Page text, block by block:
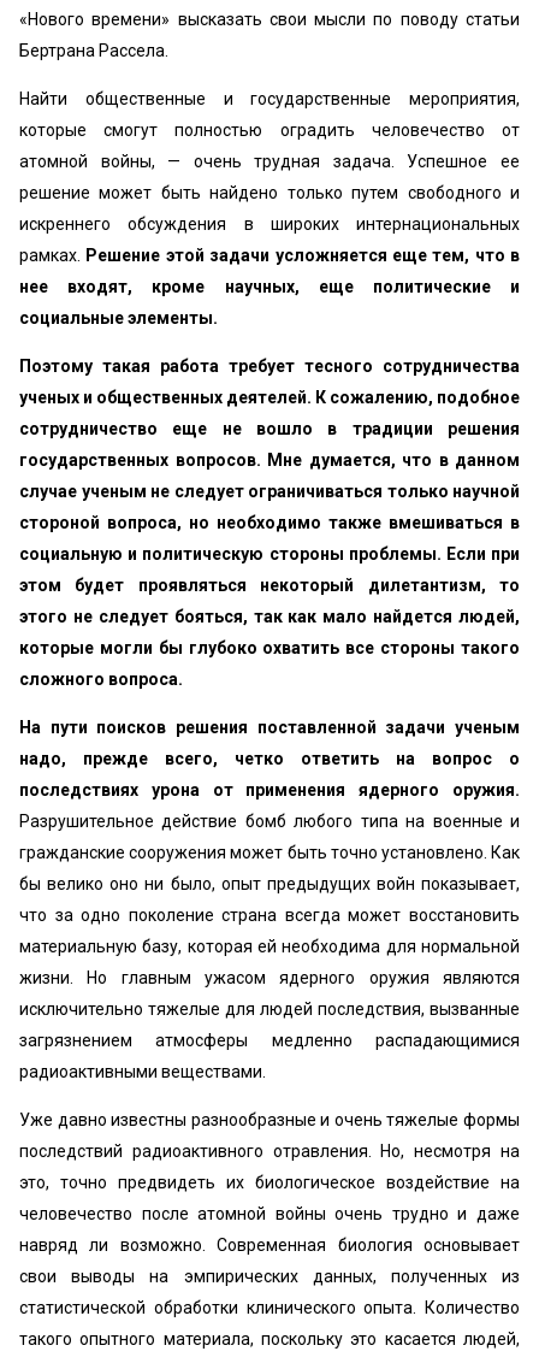
«Нового времени» высказать свои мысли по поводу статьи
Бертрана Рассела.
Найти общественные и государственные мероприятия,
которые смогут полностью оградить человечество от
атомной войны, — очень трудная задача. Успешное ее
решение может быть найдено только путем свободного и
искреннего обсуждения в широких интернациональных
рамках. Решение этой задачи усложняется еще тем, что в
нее входят, кроме научных, еще политические и
социальные элементы.
Поэтому такая работа требует тесного сотрудничества
ученых и общественных деятелей. К сожалению, подобное
сотрудничество еще не вошло в традиции решения
государственных вопросов. Мне думается, что в данном
случае ученым не следует ограничиваться только научной
стороной вопроса, но необходимо также вмешиваться в
социальную и политическую стороны проблемы. Если при
этом будет проявляться некоторый дилетантизм, то
этого не следует бояться, так как мало найдется людей,
которые могли бы глубоко охватить все стороны такого
сложного вопроса.
На пути поисков решения поставленной задачи ученым
надо, прежде всего, четко ответить на вопрос о
последствиях урона от применения ядерного оружия.
Разрушительное действие бомб любого типа на военные и
гражданские сооружения может быть точно установлено. Как
бы велико оно ни было, опыт предыдущих войн показывает,
что за одно поколение страна всегда может восстановить
материальную базу, которая ей необходима для нормальной
жизни. Но главным ужасом ядерного оружия являются
исключительно тяжелые для людей последствия, вызванные
загрязнением атмосферы медленно распадающимися
радиоактивными веществами.
Уже давно известны разнообразные и очень тяжелые формы
последствий радиоактивного отравления. Но, несмотря на
это, точно предвидеть их биологическое воздействие на
человечество после атомной войны очень трудно и даже
навряд ли возможно. Современная биология основывает
свои выводы на эмпирических данных, полученных из
статистической обработки клинического опыта. Количество
такого опытного материала, поскольку это касается людей,